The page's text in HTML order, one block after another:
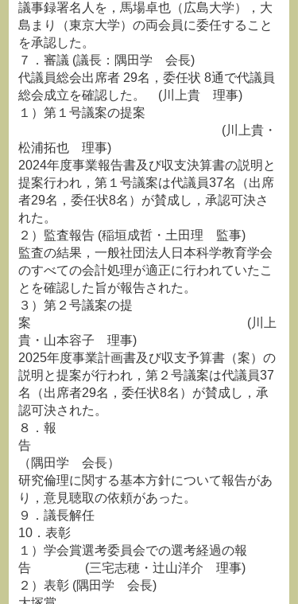
議事録署名人を，馬場卓也（広島大学），大
島まり（東京大学）の両会員に委任すること
を承認した。
７．審議 (議長：隅田学 会長)
代議員総会出席者 29名，委任状 8通で代議員
総会成立を確認した。 (川上貴 理事)
１）第１号議案の提案
(川上貴・
松浦拓也 理事)
2024年度事業報告書及び収支決算書の説明と
提案行われ，第１号議案は代議員37名（出席
者29名，委任状8名）が賛成し，承認可決さ
れた。
２）監査報告 (稲垣成哲・土田理 監事)
監査の結果，一般社団法人日本科学教育学会
のすべての会計処理が適正に行われていたこ
とを確認した旨が報告された。
３）第２号議案の提
案 (川上
貴・山本容子 理事)
2025年度事業計画書及び収支予算書（案）の
説明と提案が行われ，第２号議案は代議員37
名（出席者29名，委任状8名）が賛成し，承
認可決された。
８．報
（隅田学 会長）
研究倫理に関する基本方針について報告があ
り，意見聴取の依頼があった。
９．議長解任
10．表彰
１）学会賞選考委員会での選考経過の報
告 (三宅志穂・辻山洋介 理事)
２）表彰 (隅田学 会長)